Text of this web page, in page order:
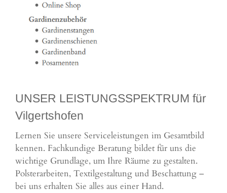
UNSER LEISTUNGSSPEKTRUM für
Vilgertshofen
Lernen Sie unsere Serviceleistungen im Gesamtbild
kennen. Fachkundige Beratung bildet für uns die
wichtige Grundlage, um Ihre Räume zu gestalten.
Polsterarbeiten, Textilgestaltung und Beschattung –
bei uns erhalten Sie alles aus einer Hand.